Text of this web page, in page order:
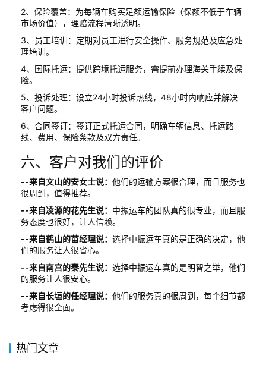
2、保险覆盖：为每辆车购买足额运输保险（保额不低于车辆
市场价值），理赔流程清晰透明。
3、员工培训：定期对员工进行安全操作、服务规范及应急处
理培训。
4、国际托运：提供跨境托运服务，需提前办理海关手续及保
险。
5、投诉处理：设立24小时投诉热线，48小时内响应并解决
客户问题。
6、合同签订：签订正式托运合同，明确车辆信息、托运路
线、费用、保险条款及双方责任。
六、客户对我们的评价
--来自文山的安女士说： 他们的运输方案很合理，而且服务也
很周到，值得推荐。
--来自凌源的花先生说： 中振运车的团队真的很专业，而且服
务态度也很好，让人信赖。
--来自鹤山的苗经理说： 选择中振运车真的是正确的决定，他
们的服务让人很省心。
--来自南宫的秦先生说： 选择中振运车真的是明智之举，他们
的服务让人很安心。
--来自长垣的任经理说： 他们的服务真的很周到，每个细节都
考虑得很全面。
热门文章